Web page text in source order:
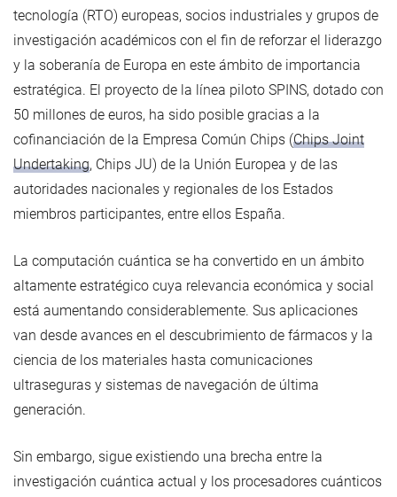
tecnología (RTO) europeas, socios industriales y grupos de
investigación académicos con el fin de reforzar el liderazgo
y la soberanía de Europa en este ámbito de importancia
estratégica. El proyecto de la línea piloto SPINS, dotado con
50 millones de euros, ha sido posible gracias a la
cofinanciación de la Empresa Común Chips (Chips Joint
Undertaking, Chips JU) de la Unión Europea y de las
autoridades nacionales y regionales de los Estados
miembros participantes, entre ellos España.
La computación cuántica se ha convertido en un ámbito
altamente estratégico cuya relevancia económica y social
está aumentando considerablemente. Sus aplicaciones
van desde avances en el descubrimiento de fármacos y la
ciencia de los materiales hasta comunicaciones
ultraseguras y sistemas de navegación de última
generación.
Sin embargo, sigue existiendo una brecha entre la
investigación cuántica actual y los procesadores cuánticos